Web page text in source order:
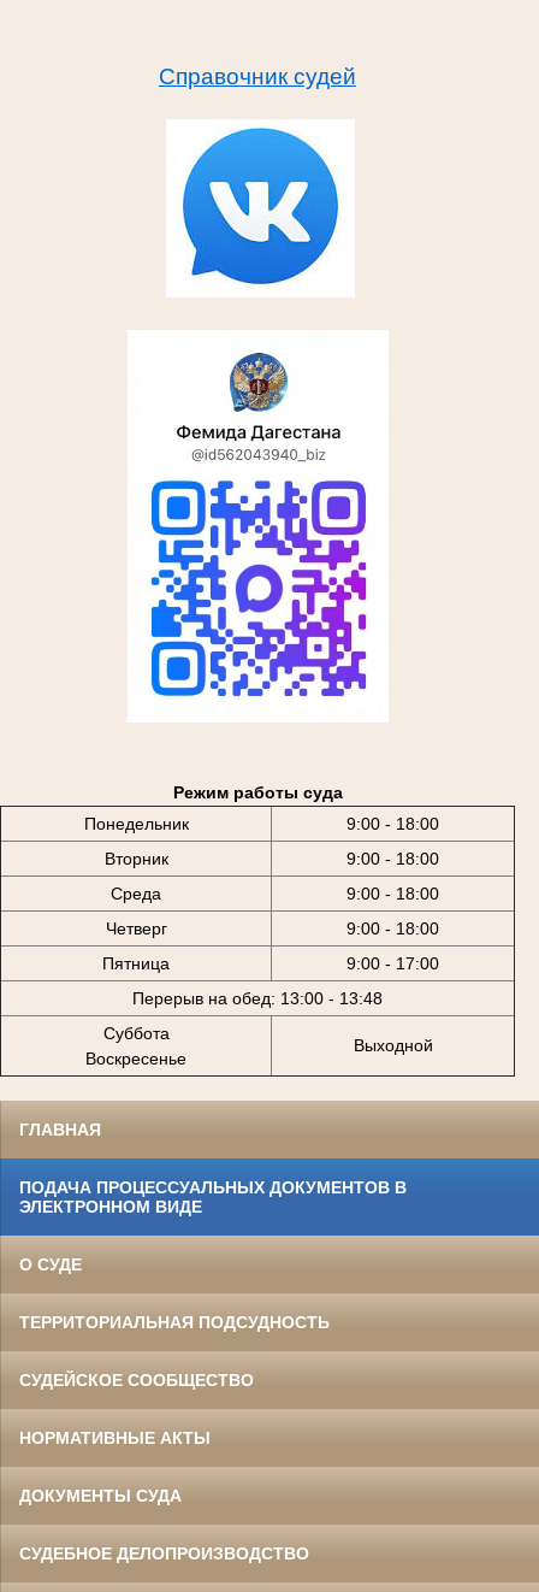
Справочник судей
Режим работы суда
Понедельник
9:00 - 18:00
Вторник
9:00 - 18:00
Среда
9:00 - 18:00
Четверг
9:00 - 18:00
Пятница
9:00 - 17:00
Перерыв на обед: 13:00 - 13:48
Суббота
Воскресенье
Выходной
ГЛАВНАЯ
ПОДАЧА ПРОЦЕССУАЛЬНЫХ ДОКУМЕНТОВ В
ЭЛЕКТРОННОМ ВИДЕ
О СУДЕ
ТЕРРИТОРИАЛЬНАЯ ПОДСУДНОСТЬ
СУДЕЙСКОЕ СООБЩЕСТВО
НОРМАТИВНЫЕ АКТЫ
ДОКУМЕНТЫ СУДА
СУДЕБНОЕ ДЕЛОПРОИЗВОДСТВО